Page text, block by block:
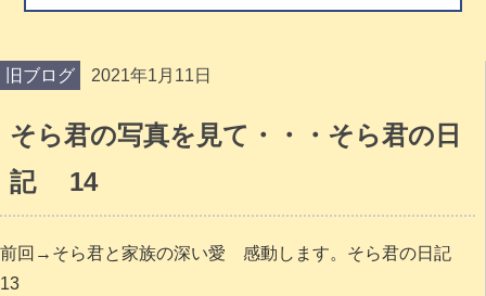
旧ブログ 2021年1月11日
そら君の写真を見て・・・そら君の日
記 14
前回→そら君と家族の深い愛 感動します。そら君の日記
13